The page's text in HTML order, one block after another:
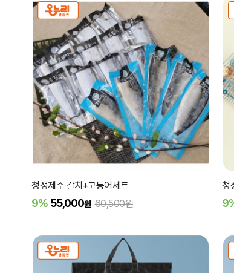
청정제주 갈치+고등어세트
9% 55,000원 60,500원
청